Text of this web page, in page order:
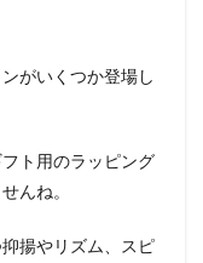
がいくつか登場し
ト用のラッピング
んね。
揚やリズム、スピ